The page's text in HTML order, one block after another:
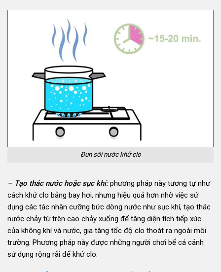
Đun sôi nước khử clo
– Tạo thác nước hoặc sục khí:phương pháp này tương tự như
cách khử clo bằng bay hơi, nhưng hiệu quả hơn nhờ việc sử
dụng các tác nhân cưỡng bức dòng nước như sục khí, tạo thác
nước chảy từ trên cao chảy xuống để tăng diện tích tiếp xúc
của không khí và nước, gia tăng tốc độ clo thoát ra ngoài môi
trường. Phương pháp này được những người chơi bể cá cảnh
sử dụng rộng rãi để khử clo.